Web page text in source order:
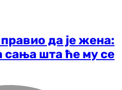
да је жена:
сања шта ће му се